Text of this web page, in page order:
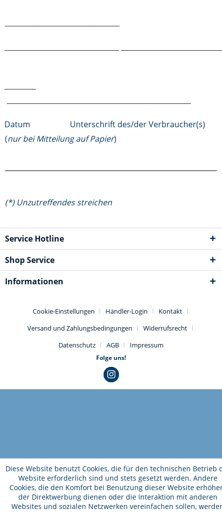
Datum Unterschrift des/der Verbraucher(s)
(nur bei Mitteilung auf Papier)
(*) Unzutreffendes streichen
Service Hotline
Shop Service
Informationen
Cookie-Einstellungen Händler-Login
Kontakt
Versand und Zahlungsbedingungen
Widerrufsrecht
Datenschutz
AGB Impressum
Folge uns!
Diese Website benutzt Cookies, die für den technischen Betrieb
Website erforderlich sind und stets gesetzt werden. Andere
Cookies, die den Komfort bei Benutzung dieser Website
der Direktwerbung dienen oder die Interaktion mit anderen
Websites und sozialen Netzwerken vereinfachen sollen,